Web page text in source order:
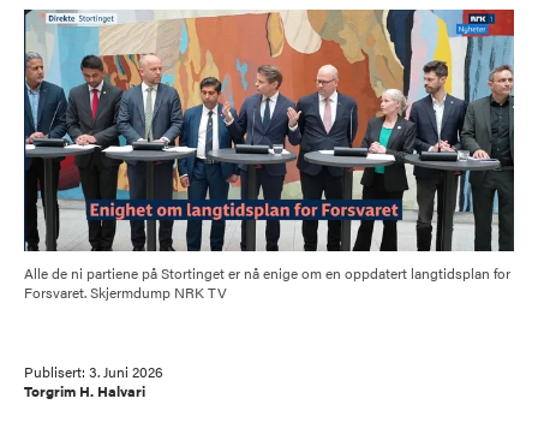
Alle de ni partiene på Stortinget er nå enige om en oppdatert langtidsplan for
Forsvaret. Skjermdump NRK TV
Publisert: 3. Juni 2026
Torgrim H. Halvari